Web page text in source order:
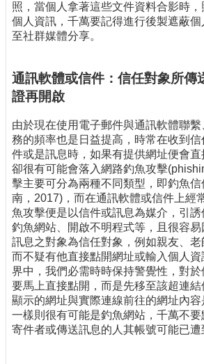
照，當個人拿著這些文件資料合影時
個人資訊，千萬要記得進行後製遮蔽
至社群媒體分享。
通訊軟體或信件：信任對象所傳
證再開啟
由於現在使用電子郵件與通訊軟體聯
務的頻率也是日益提高，時常在收到
件或是訊息時，如果有提供網址便會
卻很有可能會落入網路釣魚攻擊
擊主要可分為兩種不同類型，即釣魚
南，2017)，而在通訊軟體或信件上經
魚攻擊便是以信件或訊息為媒介，引
釣魚網站、開啟不明程式等，且很容
訊息之對象為信任對象，例如親友、老
而不疑有他直接點開網址或輸入個人
界中，我們必需時時保持警覺性，對
要馬上直接點開，而是先移至該超連
顯示的網址與實際連線前往的網址內
一樣則很有可能是釣魚網站，千萬不
寄件者或傳送訊息的人其帳號可能已遭